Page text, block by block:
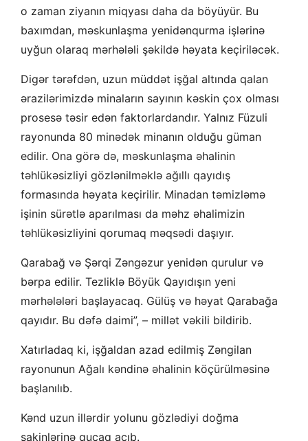
o zaman ziyanın miqyası daha da böyüyür. Bu
baxımdan, məskunlaşma yenidənqurma işlərinə
uyğun olaraq mərhələli şəkildə həyata keçiriləcək.
Digər tərəfdən, uzun müddət işğal altında qalan
ərazilərimizdə minaların sayının kəskin çox olması
prosesə təsir edən faktorlardandır. Yalnız Füzuli
rayonunda 80 minədək minanın olduğu güman
edilir. Ona görə də, məskunlaşma əhalinin
təhlükəsizliyi gözlənilməklə ağıllı qayıdış
formasında həyata keçirilir. Minadan təmizləmə
işinin sürətlə aparılması da məhz əhalimizin
təhlükəsizliyini qorumaq məqsədi daşıyır.
Qarabağ və Şərqi Zəngəzur yenidən qurulur və
bərpa edilir. Tezliklə Böyük Qayıdışın yeni
mərhələləri başlayacaq. Gülüş və həyat Qarabağa
qayıdır. Bu dəfə daimi”, – millət vəkili bildirib.
Xatırladaq ki, işğaldan azad edilmiş Zəngilan
rayonunun Ağalı kəndinə əhalinin köçürülməsinə
başlanılıb.
Kənd uzun illərdir yolunu gözlədiyi doğma
sakinlərinə qucaq açıb.